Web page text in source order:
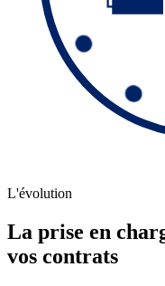
L'évolution
La prise en
vos contrats